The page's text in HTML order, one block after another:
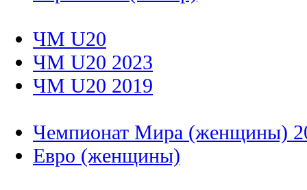
ЧМ U20
ЧМ U20 2023
ЧМ U20 2019
Чемпионат Мира (женщины)
Евро (женщины)